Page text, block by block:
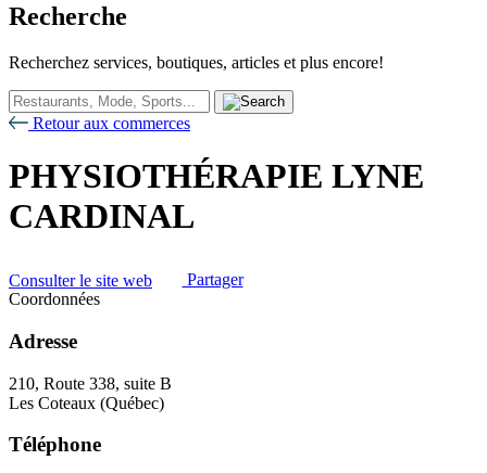
Recherche
Recherchez services, boutiques, articles et plus encore!
Retour aux commerces
PHYSIOTHÉRAPIE LYNE
CARDINAL
Consulter le site web
Partager
Coordonnées
Adresse
210, Route 338, suite B
Les Coteaux (Québec)
Téléphone